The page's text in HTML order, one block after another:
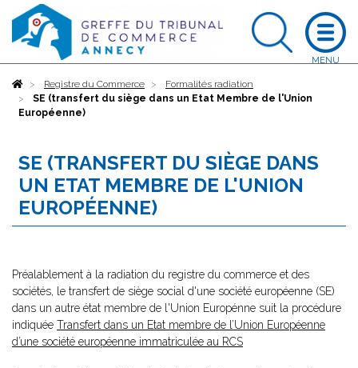
AccueilRegistre du Commerce
Formalités radiation
SE (transfert du siège dans un Etat Membre de l'Union
Européenne)
SE (TRANSFERT DU SIÈGE DANS
UN ETAT MEMBRE DE L'UNION
EUROPÉENNE)
Préalablement à la radiation du registre du commerce et des
sociétés, le transfert de siège social d'une société européenne (SE)
dans un autre état membre de l'Union Europénne suit la procédure
indiquée Transfert dans un Etat membre de l’Union Européenne
d’une société européenne immatriculée au RCS